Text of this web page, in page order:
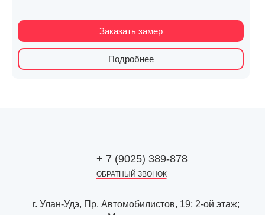
Заказать замер
Подробнее
+ 7 (9025) 389-878
ОБРАТНЫЙ ЗВОНОК
г. Улан-Удэ, Пр. Автомобилистов, 19; 2-ой этаж;